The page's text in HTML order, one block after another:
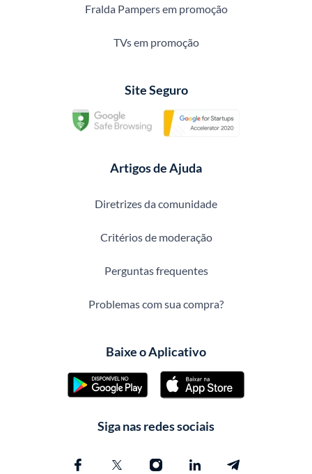
Fralda Pampers em promoção
TVs em promoção
Site Seguro
Artigos de Ajuda
Diretrizes da comunidade
Critérios de moderação
Perguntas frequentes
Problemas com sua compra?
Baixe o Aplicativo
Siga nas redes sociais